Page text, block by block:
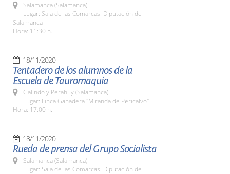
Salamanca (Salamanca)
Lugar: Sala de las Comarcas. Diputación de
Salamanca
Hora: 11:30 h.
18/11/2020
Tentadero de los alumnos de la
Escuela de Tauromaquia
Galindo y Perahuy (Salamanca)
Lugar: Finca Ganadera "Miranda de Pericalvo"
Hora: 17:00 h.
18/11/2020
Rueda de prensa del Grupo Socialista
Salamanca (Salamanca)
Lugar: Sala de las Comarcas. Diputación de